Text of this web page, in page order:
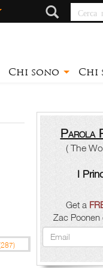
Chi sono Chi
Parola
( The
I
Get a
Zac Poonen